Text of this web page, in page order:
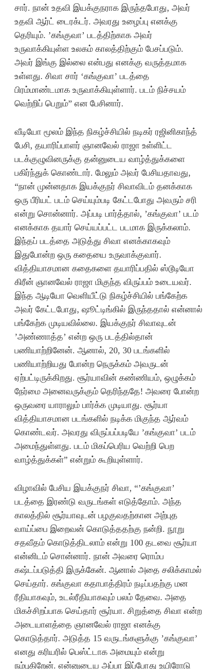
சார். நான் உதவி இயக்குநராக இருந்தபோது, அவர்
உதவி ஆர்ட் டைரக்டர். அவரது உழைப்பு எனக்கு
தெரியும். ’கங்குவா’ படத்திற்காக அவர்
உருவாக்கியுள்ள உலகம் காலத்திற்கும் பேசப்படும்.
அவர் இங்கு இல்லை என்பது எனக்கு வருத்தமாக
உள்ளது. சிவா சார் ‘கங்குவா’ படத்தை
பிரம்மாண்டமாக உருவாக்கியுள்ளார். படம் நிச்சயம்
வெற்றிப் பெறும்” என பேசினார்.
வீடியோ மூலம் இந்த நிகழ்ச்சியில் நடிகர் ரஜினிகாந்த்
பேசி, தயாரிப்பாளர் ஞானவேல் ராஜா உள்ளிட்ட
படக்குழுவினருக்கு தன்னுடைய வாழ்த்துக்களை
பகிர்ந்துக் கொண்டார். மேலும் அவர் பேசியதாவது,
“நான் முன்னதாக இயக்குநர் சிவாவிடம் தனக்காக
ஒரு பீரியட் படம் செய்யும்படி கேட்டபோது அவரும் சரி
என்று சொன்னார். அப்படி பார்த்தால், ’கங்குவா’ படம்
எனக்காக தயார் செய்யப்பட்ட படமாக இருக்கலாம்.
இந்தப் படத்தை அடுத்து சிவா எனக்காகவும்
இதுபோன்ற ஒரு கதையை உருவாக்குவார்.
வித்தியாசமான கதைகளை தயாரிப்பதில் ஸ்டூடியோ
கிரீன் ஞானவேல் ராஜா மிகுந்த விருப்பம் உடையவர்.
இந்த ஆடியோ வெளியீட்டு நிகழ்ச்சியில் பங்கேற்க
அவர் கேட்டபோது, ஷூட்டிங்கில் இருந்ததால் என்னால்
பங்கேற்க முடியவில்லை. இயக்குநர் சிவாவுடன்
’அண்ணாத்த’ என்ற ஒரு படத்தில்தான்
பணியாற்றினேன். ஆனால், 20, 30 படங்களில்
பணியாற்றியது போன்ற நெருக்கம் அவருடன்
ஏற்பட்டிருக்கிறது. சூர்யாவின் கண்ணியம், ஒழுக்கம்
நேர்மை அனைவருக்கும் தெரிந்ததே! அவரை போன்ற
ஒருவரை யாராலும் பார்க்க முடியாது. சூர்யா
வித்தியாசமான படங்களில் நடிக்க மிகுந்த ஆர்வம்
கொண்டவர். அவரது விருப்பப்படியே ’கங்குவா’ படம்
அமைந்துள்ளது. படம் மிகப்பெரிய வெற்றி பெற
வாழ்த்துக்கள்” என்றும் கூறியுள்ளார்.
விழாவில் பேசிய இயக்குநர் சிவா, “’கங்குவா’
படத்தை இரண்டு வருடங்கள் எடுத்தோம். அந்த
காலத்தில் சூர்யாவுடன் பழகுவதற்கான அற்புத
வாய்ப்பை இறைவன் கொடுத்ததற்கு நன்றி. நூறு
சதவீதம் கொடுத்திடலாம் என்று 100 தடவை சூர்யா
என்னிடம் சொன்னார். நான் அவரை ரொம்ப
கஷ்டப்படுத்தி இருக்கேன். ஆனால் அதை சலிக்காமல்
செய்தார். கங்குவா கதாபாத்திரம் நடிப்பதற்கு மன
ரீதியாகவும், உடல்ரீதியாகவும் பலம் தேவை. அதை
மிகச்சிறப்பாக செய்தார் சூர்யா. சிறுத்தை சிவா என்ற
அடையாளத்தை ஞானவேல் ராஜா எனக்கு
கொடுத்தார். அடுத்த 15 வருடங்களுக்கு ’கங்குவா’
எனது கரியரில் பெஸ்ட்டாக அமையும் என்று
நம்புகிறேன். என்னுடைய அப்பா இப்போது உயிரோடு